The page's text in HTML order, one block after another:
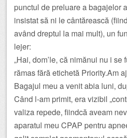
punctul de preluare a bagajelor
insistat să ni le cântărească
având dreptul la mai mult), un
lejer:
„Hai, dom’le, că nimănui nu i se
rămas fără etichetă Priority.Am
Bagajul meu a venit abia luni,
Când l-am primit, era vizibil
valiza repede, fiindcă aveam
aparatul meu CPAP pentru